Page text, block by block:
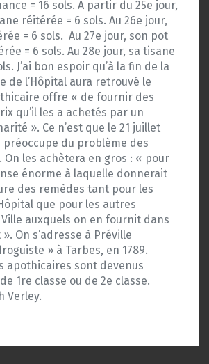
= 16 sols. À partir du 25e jour,
réitérée = 6 sols. Au 26e jour,
= 6 sols. Au 27e jour, son pot
= 6 sols. Au 28e jour, sa tisane
J’ai bon espoir qu’à la fin de la
de l’Hôpital aura retrouvé le
offre « de fournir des
qu’il les a achetés par un
». Ce n’est que le 21 juillet
préoccupe du problème des
On les achètera en gros : « pour
énorme à laquelle donnerait
des remèdes tant pour les
que pour les autres
auxquels on en fournit dans
On s’adresse à Préville
» à Tarbes, en 1789.
apothicaires sont devenus
1re classe ou de 2e classe.
Verley.